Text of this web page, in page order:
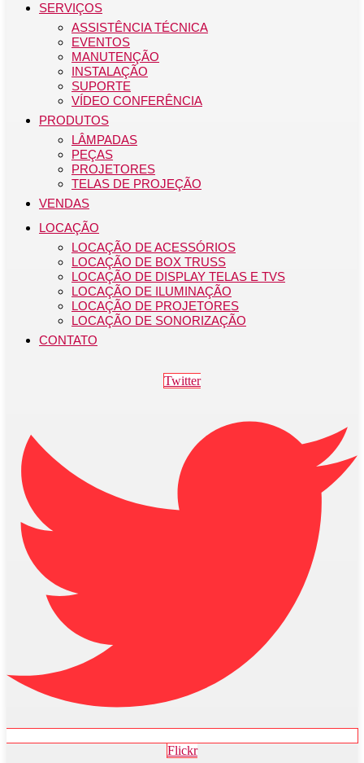
SERVIÇOS
ASSISTÊNCIA TÉCNICA
EVENTOS
MANUTENÇÃO
INSTALAÇÃO
SUPORTE
VÍDEO CONFERÊNCIA
PRODUTOS
LÂMPADAS
PEÇAS
PROJETORES
TELAS DE PROJEÇÃO
VENDAS
LOCAÇÃO
LOCAÇÃO DE ACESSÓRIOS
LOCAÇÃO DE BOX TRUSS
LOCAÇÃO DE DISPLAY TELAS E TVS
LOCAÇÃO DE ILUMINAÇÃO
LOCAÇÃO DE PROJETORES
LOCAÇÃO DE SONORIZAÇÃO
CONTATO
Twitter
Flickr